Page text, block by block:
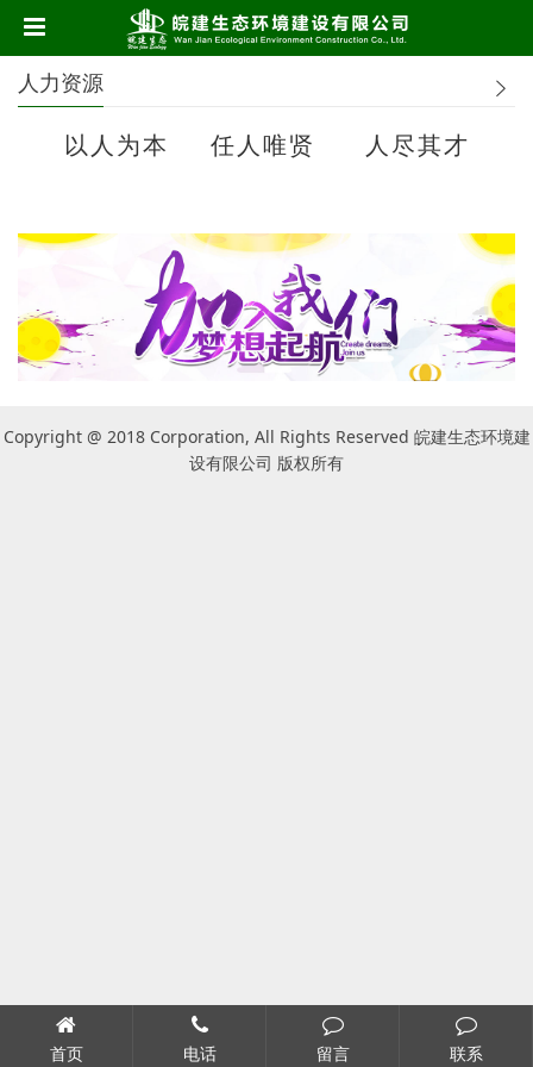
人力资源
以人为本 任人唯贤 人尽其才
Copyright @ 2018 Corporation, All Rights Reserved 皖建生态环境建
设有限公司 版权所有
首页 电话 留言 联系